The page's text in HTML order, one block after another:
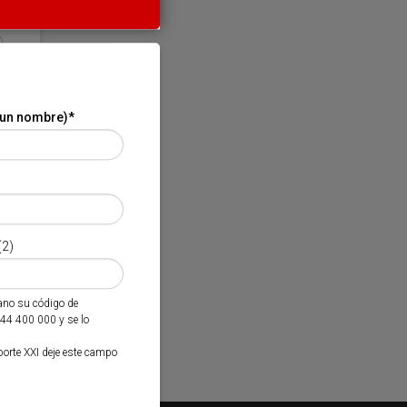
nombre)*
su código de
400 000 y se lo
XXI deje este campo